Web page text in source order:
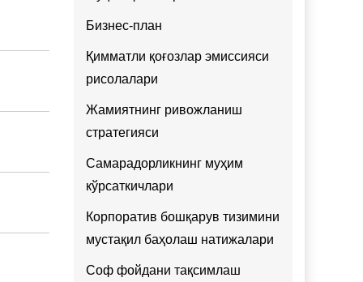
Бизнес-план
Қимматли қоғозлар эмиссияси
рисолалари
Жамиятнинг ривожланиш
стратегияси
Самарадорликнинг муҳим
кўрсаткичлари
Корпоратив бошқарув тизимини
мустақил баҳолаш натижалари
Соф фойдани тақсимлаш